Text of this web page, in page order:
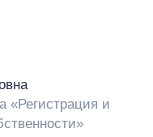
«Регистрация и